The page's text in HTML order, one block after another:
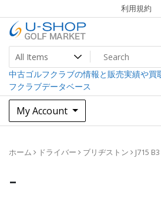
to
content
利用規約
U-SHOP Golf
中古ゴルフクラブ最大級！U-SHOPゴル
中古ゴルフクラブの情報と販売実績や買
フクラブデータベース
My Account
ホーム ドライバー ブリヂストン J715
-